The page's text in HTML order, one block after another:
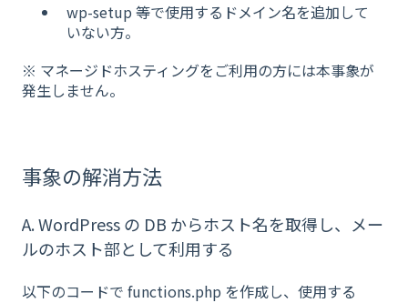
wp-setup 等で使用するドメイン名を追加して
いない方。
※ マネージドホスティングをご利用の方には本事象が
発生しません。
事象の解消方法
A. WordPress の DB からホスト名を取得し、メー
ルのホスト部として利用する
以下のコードで functions.php を作成し、使用する